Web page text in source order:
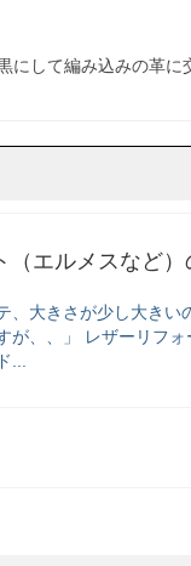
にして編み込みの革に
（エルメスなど）
、大きさが少し大き
が、、」 レザーリフ
...